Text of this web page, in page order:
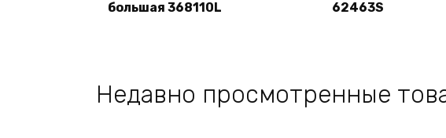
большая 368110L
62463S
Недавно просмотренные